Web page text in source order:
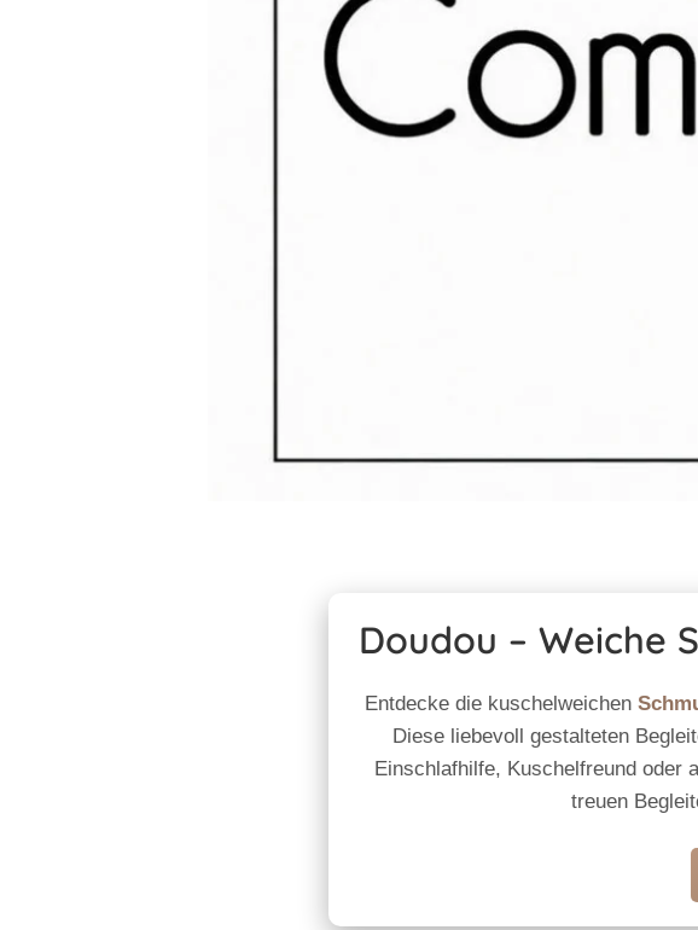
Doudou – Weiche
Entdecke die kuschelweichen
Diese liebevoll gestalteten
Einschlafhilfe, Kuschelfreund oder
treuen